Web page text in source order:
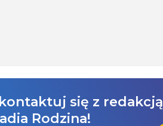
się z redakcją
Rodzina!